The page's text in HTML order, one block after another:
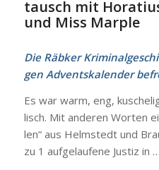
tausch mit
und Miss Mar­ple
Die Räb­ker
gen Advents­ka­len­der
Es war warm, eng,
lisch. Mit ande­ren Wor­ten
len“ aus Helm­stedt und
zu 1 auf­ge­lau­fe­ne Jus­tiz in